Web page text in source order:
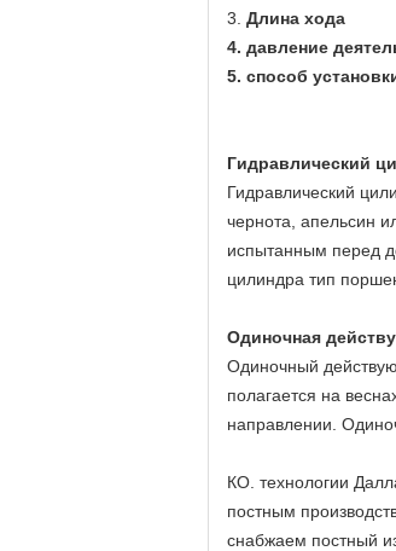
3. Длина хода
4. давление
5. способ
Гидравлический
Гидравлический
чернота, апельсин
испытанным перед
цилиндра тип
Одиночная
Одиночный
полагается на
направлении.
КО. технологии
постным
снабжаем постный